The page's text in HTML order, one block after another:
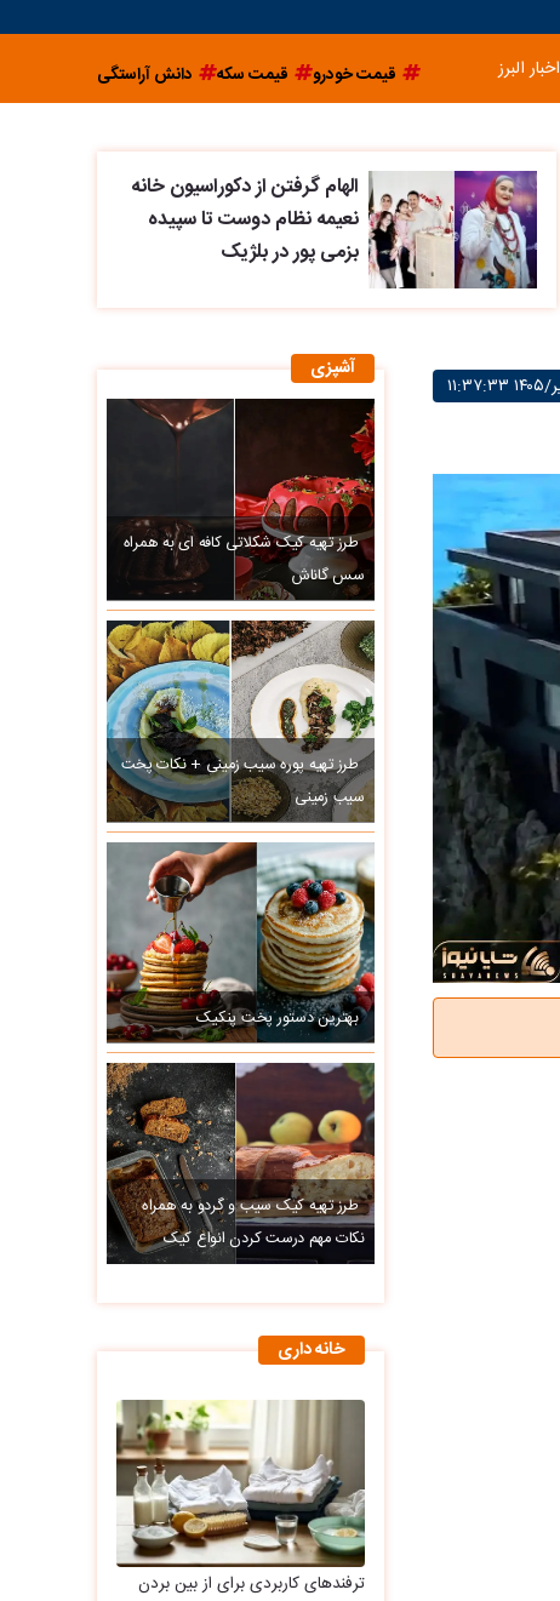
اخبار البرز قیمت خودرو قیمت سکه دانش آراستگی
الهام گرفتن از دکوراسیون خانه
نعیمه نظام دوست تا سپیده
بزمی پور در بلژیک
آشپزی
طرز تهیه کیک شکلاتی کافه ای به همراه
سس گاناش
طرز تهیه پوره سیب زمینی + نکات پخت
سیب زمینی
بهترین دستور پخت پنکیک
طرز تهیه کیک سیب و گردو به همراه
نکات مهم درست کردن انواع کیک
خانه داری
ترفندهای کاربردی برای از بین بردن